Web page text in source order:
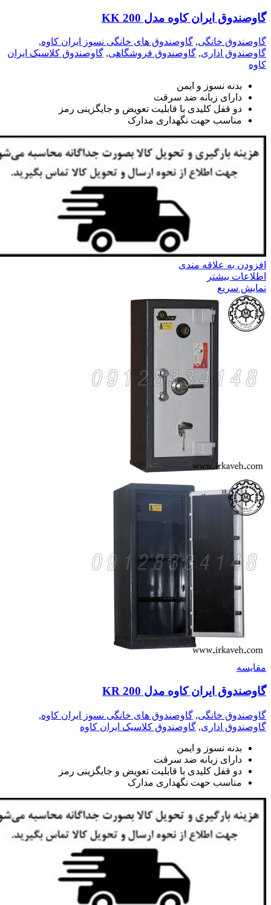
گاوصندوق ایران کاوه مدل 200 KK
گاوصندوق خانگی, گاوصندوق های خانگی نسوز ایران کاوه,
گاوصندوق اداری, گاوصندوق فروشگاهی, گاوصندوق کلاسیک ایران
کاوه
بدنه نسوز و ایمن
دارای زبانه ضد سرقت
دو قفل کلیدی با قابلیت تعویض و جایگزینی رمز
مناسب حهت نگهداری مدارک
افزودن به علاقه مندی
اطلاعات بیشتر
نمایش سریع
مقايسه
گاوصندوق ایران کاوه مدل 200 KR
گاوصندوق خانگی, گاوصندوق های خانگی نسوز ایران کاوه,
گاوصندوق اداری, گاوصندوق کلاسیک ایران کاوه
بدنه نسوز و ایمن
دارای زبانه ضد سرقت
دو قفل کلیدی با قابلیت تعویض و جایگزینی رمز
مناسب حهت نگهداری مدارک